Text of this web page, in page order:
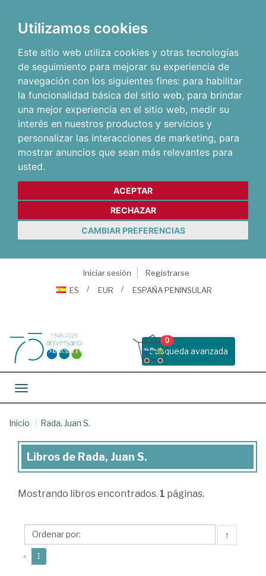
Utilizamos cookies
Este sitio web utiliza cookies y otras tecnologías
de seguimiento para mejorar su experiencia de
navegación con los siguientes fines: para habilitar
la funcionalidad básica del sitio web, para brindar
una mejor experiencia en el sitio web, medir su
interés en nuestros productos y servicios y
personalizar las interacciones de marketing, para
mostrar anuncios que sean más relevantes para
usted.
ACEPTAR
RECHAZAR
CAMBIAR PREFERENCIAS
Iniciar sesión
Registrarse
ES
EUR ESPAÑA PENINSULAR
Busqueda avanzada
0
Toggle navigation
Inicio Rada, Juan S.
Libros
Rada,
Libros de Rada, Juan S.
Mostrando libros encontrados. 1 páginas.
↑
« 1